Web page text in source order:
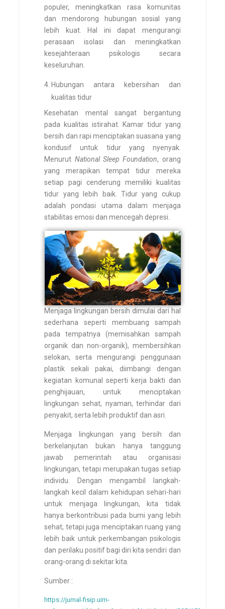
populer, meningkatkan rasa komunitas
dan mendorong hubungan sosial yang
lebih kuat. Hal ini dapat mengurangi
perasaan isolasi dan meningkatkan
kesejahteraan psikologis secara
keseluruhan.
Hubungan antara kebersihan dan
kualitas tidur
Kesehatan mental sangat bergantung
pada kualitas istirahat. Kamar tidur yang
bersih dan rapi menciptakan suasana yang
kondusif untuk tidur yang nyenyak.
Menurut National Sleep Foundation, orang
yang merapikan tempat tidur mereka
setiap pagi cenderung memiliki kualitas
tidur yang lebih baik. Tidur yang cukup
adalah pondasi utama dalam menjaga
stabilitas emosi dan mencegah depresi.
Menjaga lingkungan bersih dimulai dari hal
sederhana seperti membuang sampah
pada tempatnya (memisahkan sampah
organik dan non-organik), membersihkan
selokan, serta mengurangi penggunaan
plastik sekali pakai, diimbangi dengan
kegiatan komunal seperti kerja bakti dan
penghijauan, untuk menciptakan
lingkungan sehat, nyaman, terhindar dari
penyakit, serta lebih produktif dan asri.
Menjaga lingkungan yang bersih dan
berkelanjutan bukan hanya tanggung
jawab pemerintah atau organisasi
lingkungan, tetapi merupakan tugas setiap
individu. Dengan mengambil langkah-
langkah kecil dalam kehidupan sehari-hari
untuk menjaga lingkungan, kita tidak
hanya berkontribusi pada bumi yang lebih
sehat, tetapi juga menciptakan ruang yang
lebih baik untuk perkembangan psikologis
dan perilaku positif bagi diri kita sendiri dan
orang-orang di sekitar kita.
Sumber :
https://jurnal-fisip.uim-